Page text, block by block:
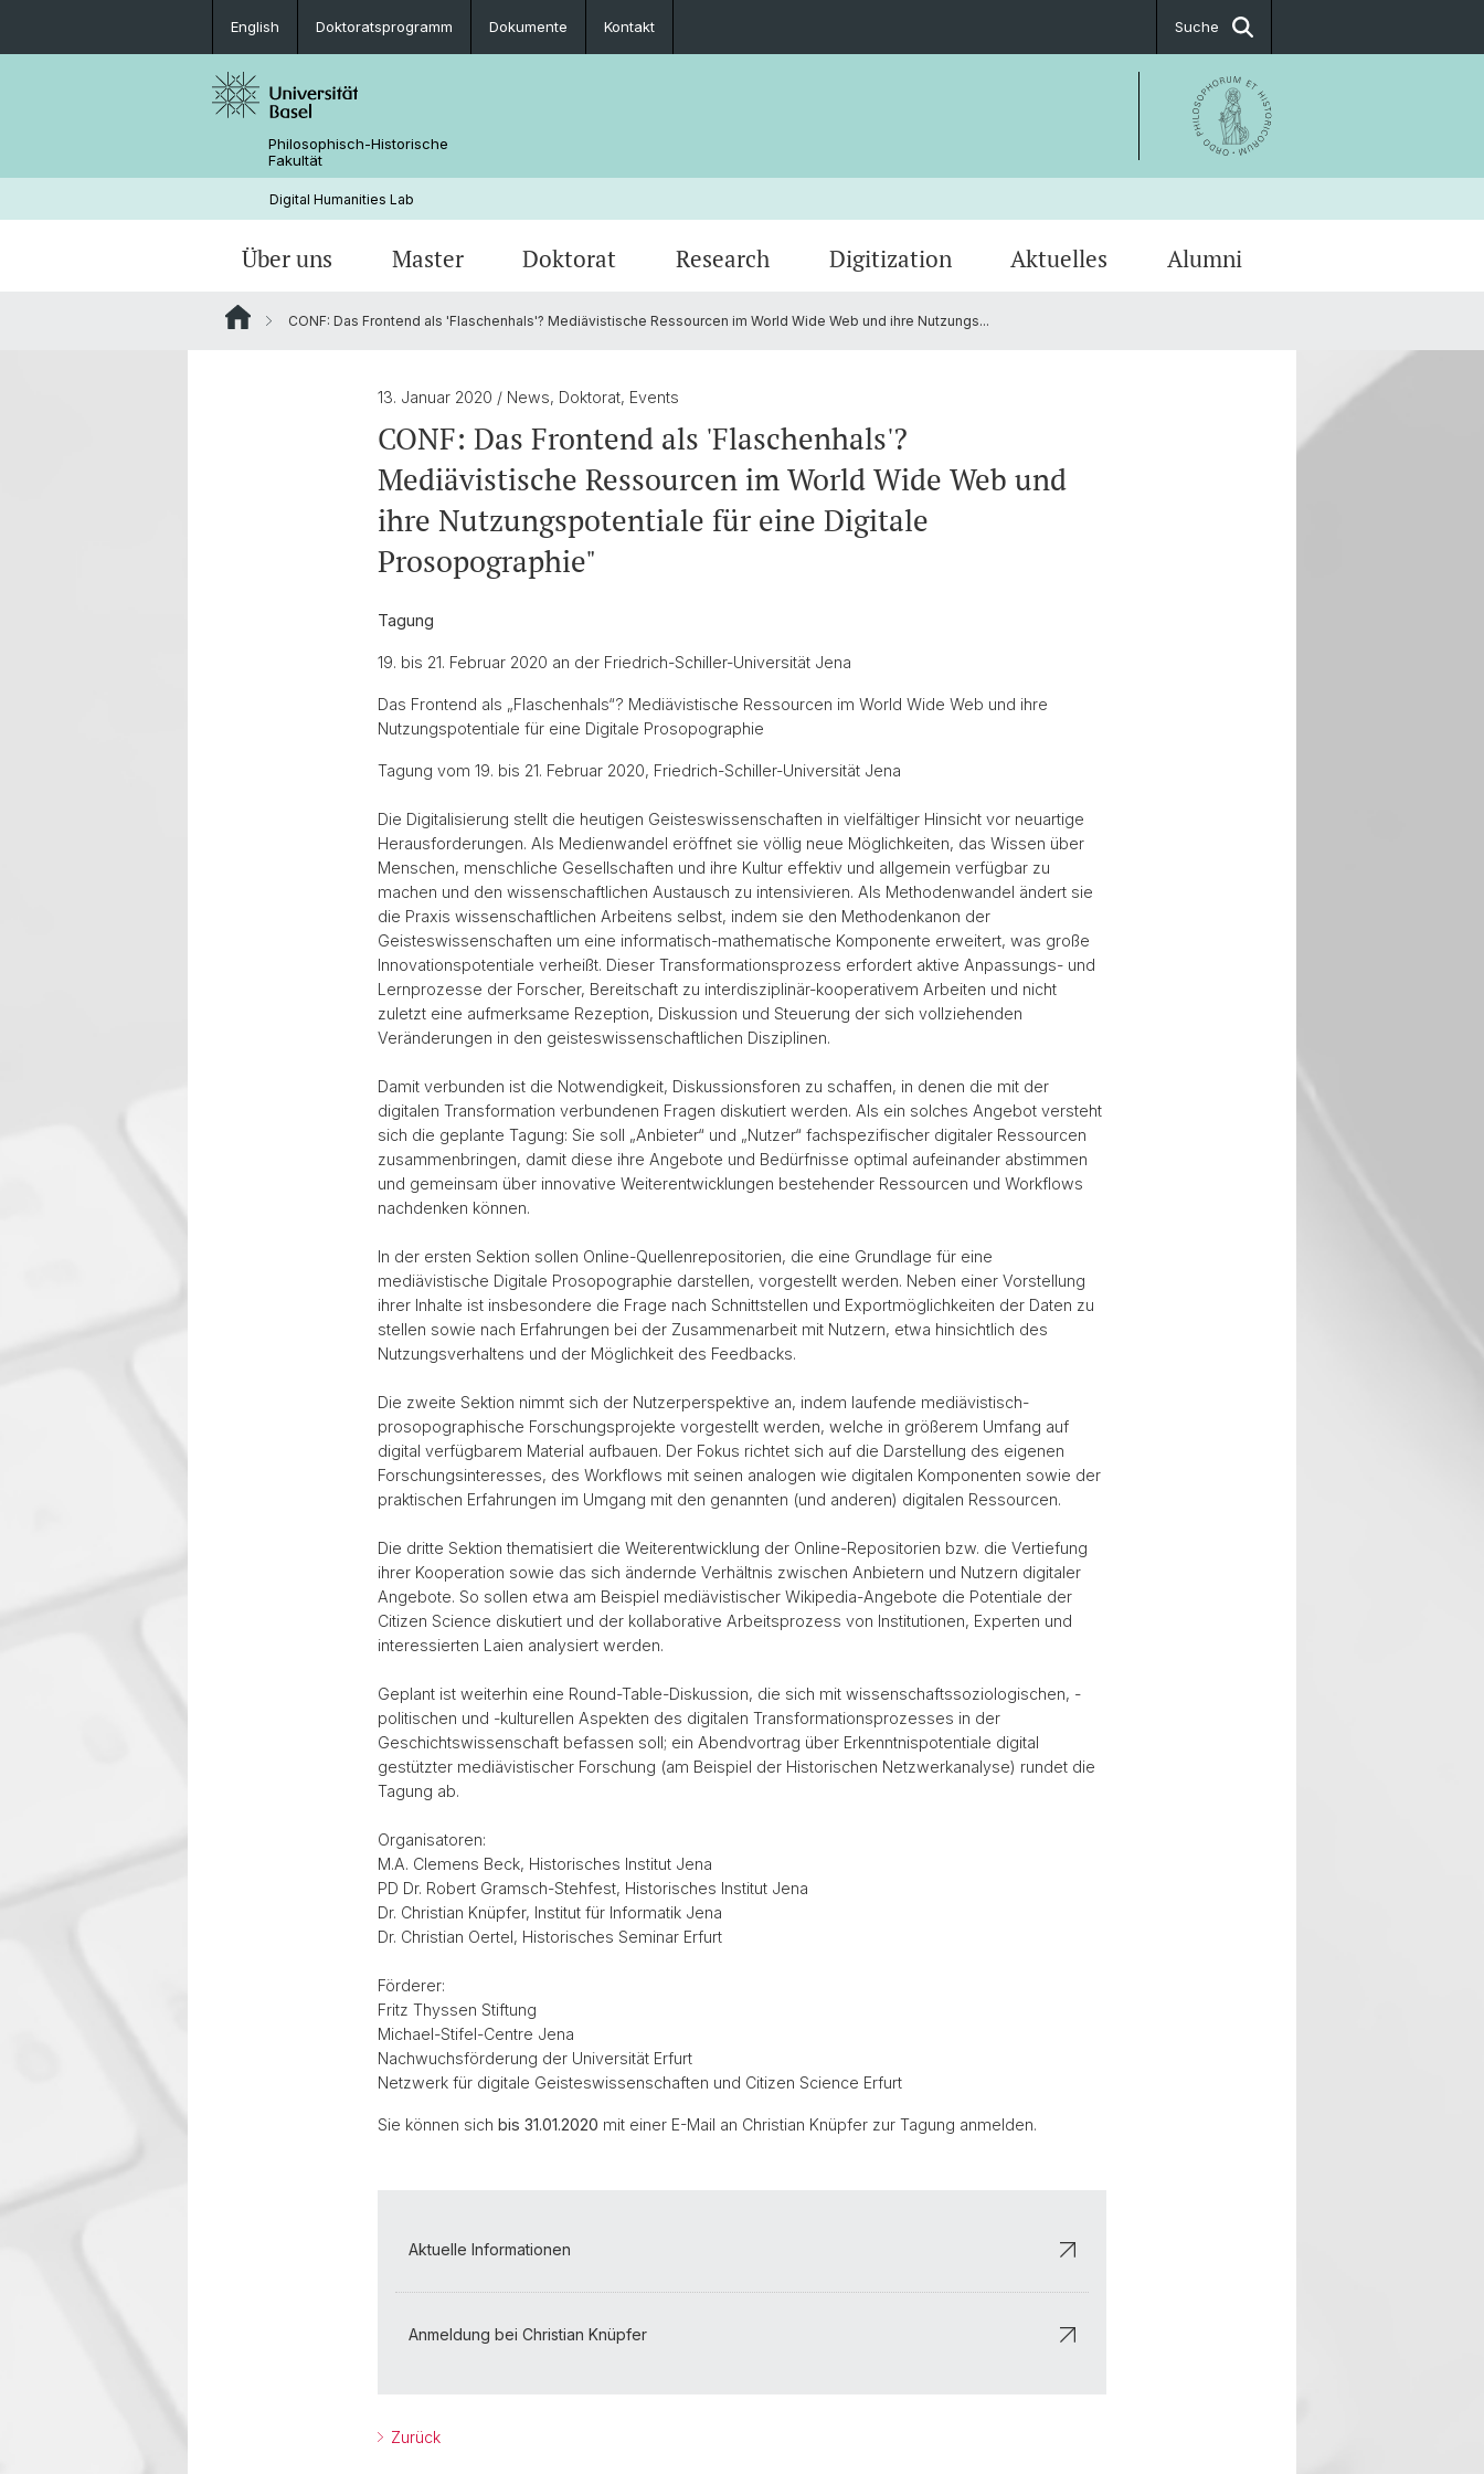
English Doktoratsprogramm Dokumente Kontakt Suche
Philosophisch-Historische
Fakultät
Digital Humanities Lab
Über uns Master
Fachgruppe
Doktorat Research Digitization Aktuelles Alumni
CONF: Das Frontend als 'Flaschenhals'? Mediävistische Ressourcen im World Wide Web und ihre Nutzungs...
13. Januar 2020 / News, Doktorat, Events
CONF: Das Frontend als 'Flaschenhals'?
Mediävistische Ressourcen im World Wide Web und
ihre Nutzungspotentiale für eine Digitale
Prosopographie"
Tagung
19. bis 21. Februar 2020 an der Friedrich-Schiller-Universität Jena
Das Frontend als „Flaschenhals“? Mediävistische Ressourcen im World Wide Web und ihre
Nutzungspotentiale für eine Digitale Prosopographie
Tagung vom 19. bis 21. Februar 2020, Friedrich-Schiller-Universität Jena
Die Digitalisierung stellt die heutigen Geisteswissenschaften in vielfältiger Hinsicht vor neuartige
Herausforderungen. Als Medienwandel eröffnet sie völlig neue Möglichkeiten, das Wissen über
Menschen, menschliche Gesellschaften und ihre Kultur effektiv und allgemein verfügbar zu
machen und den wissenschaftlichen Austausch zu intensivieren. Als Methodenwandel ändert sie
die Praxis wissenschaftlichen Arbeitens selbst, indem sie den Methodenkanon der
Geisteswissenschaften um eine informatisch-mathematische Komponente erweitert, was große
Innovationspotentiale verheißt. Dieser Transformationsprozess erfordert aktive Anpassungs- und
Lernprozesse der Forscher, Bereitschaft zu interdisziplinär-kooperativem Arbeiten und nicht
zuletzt eine aufmerksame Rezeption, Diskussion und Steuerung der sich vollziehenden
Veränderungen in den geisteswissenschaftlichen Disziplinen.
Damit verbunden ist die Notwendigkeit, Diskussionsforen zu schaffen, in denen die mit der
digitalen Transformation verbundenen Fragen diskutiert werden. Als ein solches Angebot versteht
sich die geplante Tagung: Sie soll „Anbieter“ und „Nutzer“ fachspezifischer digitaler Ressourcen
zusammenbringen, damit diese ihre Angebote und Bedürfnisse optimal aufeinander abstimmen
und gemeinsam über innovative Weiterentwicklungen bestehender Ressourcen und Workflows
nachdenken können.
In der ersten Sektion sollen Online-Quellenrepositorien, die eine Grundlage für eine
mediävistische Digitale Prosopographie darstellen, vorgestellt werden. Neben einer Vorstellung
ihrer Inhalte ist insbesondere die Frage nach Schnittstellen und Exportmöglichkeiten der Daten zu
stellen sowie nach Erfahrungen bei der Zusammenarbeit mit Nutzern, etwa hinsichtlich des
Nutzungsverhaltens und der Möglichkeit des Feedbacks.
Die zweite Sektion nimmt sich der Nutzerperspektive an, indem laufende mediävistisch-
prosopographische Forschungsprojekte vorgestellt werden, welche in größerem Umfang auf
digital verfügbarem Material aufbauen. Der Fokus richtet sich auf die Darstellung des eigenen
Forschungsinteresses, des Workflows mit seinen analogen wie digitalen Komponenten sowie der
praktischen Erfahrungen im Umgang mit den genannten (und anderen) digitalen Ressourcen.
Die dritte Sektion thematisiert die Weiterentwicklung der Online-Repositorien bzw. die Vertiefung
ihrer Kooperation sowie das sich ändernde Verhältnis zwischen Anbietern und Nutzern digitaler
Angebote. So sollen etwa am Beispiel mediävistischer Wikipedia-Angebote die Potentiale der
Citizen Science diskutiert und der kollaborative Arbeitsprozess von Institutionen, Experten und
interessierten Laien analysiert werden.
Geplant ist weiterhin eine Round-Table-Diskussion, die sich mit wissenschaftssoziologischen, -
politischen und -kulturellen Aspekten des digitalen Transformationsprozesses in der
Geschichtswissenschaft befassen soll; ein Abendvortrag über Erkenntnispotentiale digital
gestützter mediävistischer Forschung (am Beispiel der Historischen Netzwerkanalyse) rundet die
Tagung ab.
Organisatoren:
M.A. Clemens Beck, Historisches Institut Jena
PD Dr. Robert Gramsch-Stehfest, Historisches Institut Jena
Dr. Christian Knüpfer, Institut für Informatik Jena
Dr. Christian Oertel, Historisches Seminar Erfurt
Förderer:
Fritz Thyssen Stiftung
Michael-Stifel-Centre Jena
Nachwuchsförderung der Universität Erfurt
Netzwerk für digitale Geisteswissenschaften und Citizen Science Erfurt
Sie können sich bis 31.01.2020 mit einer E-Mail an Christian Knüpfer zur Tagung anmelden.
Aktuelle Informationen
Anmeldung bei Christian Knüpfer
Zurück